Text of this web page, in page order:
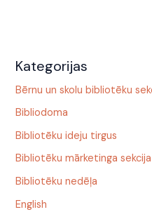
Kategorijas
Bērnu un skolu bibliotēku
Bibliodoma
Bibliotēku ideju tirgus
Bibliotēku mārketinga sekcija
Bibliotēku nedēļa
English